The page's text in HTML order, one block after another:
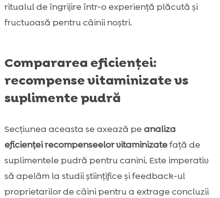
ritualul de îngrijire într-o experiență plăcută și
fructuoasă pentru câinii noștri.
Compararea eficienței:
recompense vitaminizate vs
suplimente pudră
Secțiunea aceasta se axează pe analiza
eficienței recompenseelor vitaminizatefață de
suplimentele pudră pentru canini. Este imperativ
să apelăm la studii științifice și feedback-ul
proprietarilor de câini pentru a extrage concluzii